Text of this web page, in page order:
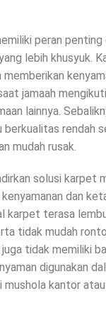
peran
lebih khusyuk.
jamaah
lainnya.
rendah
mudah rusak.
solusi karpet
dan
karpet terasa
tidak mudah
tidak memiliki
digunakan
kantor atau